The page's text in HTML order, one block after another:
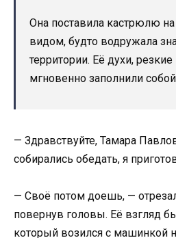
Она поставила кастрюлю на
видом, будто водружала
территории. Её духи,
мгновенно заполнили
— Здравствуйте, Тамара
собирались обедать, я
— Своё потом доешь, —
повернув головы. Её взгляд
который возился с машинкой